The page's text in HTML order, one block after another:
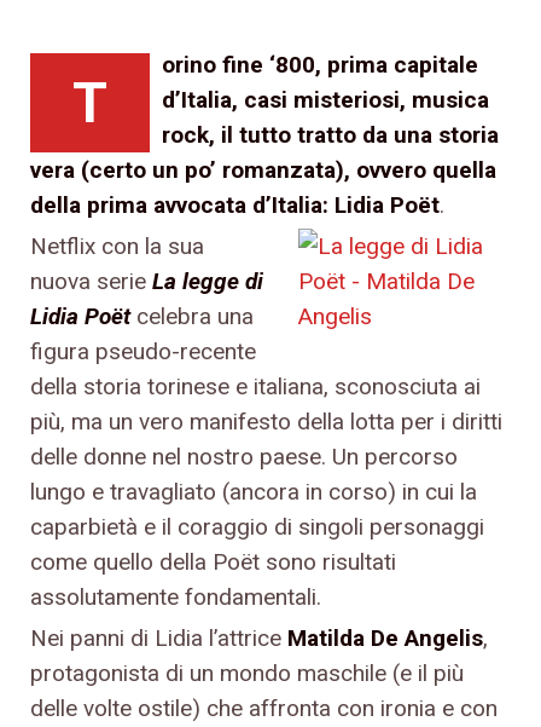
T
orino fine ‘800, prima capitale
d’Italia, casi misteriosi, musica
rock, il tutto tratto da una storia
vera (certo un po’ romanzata), ovvero quella
della prima avvocata d’Italia: Lidia Poët.
Netflix con la sua
nuova serie La legge di
Lidia Poëtcelebra una
figura pseudo-recente
della storia torinese e italiana, sconosciuta ai
più, ma un vero manifesto della lotta per i diritti
delle donne nel nostro paese. Un percorso
lungo e travagliato (ancora in corso) in cui la
caparbietà e il coraggio di singoli personaggi
come quello della Poët sono risultati
assolutamente fondamentali.
Nei panni di Lidia l’attrice Matilda De Angelis,
protagonista di un mondo maschile (e il più
delle volte ostile) che affronta con ironia e con